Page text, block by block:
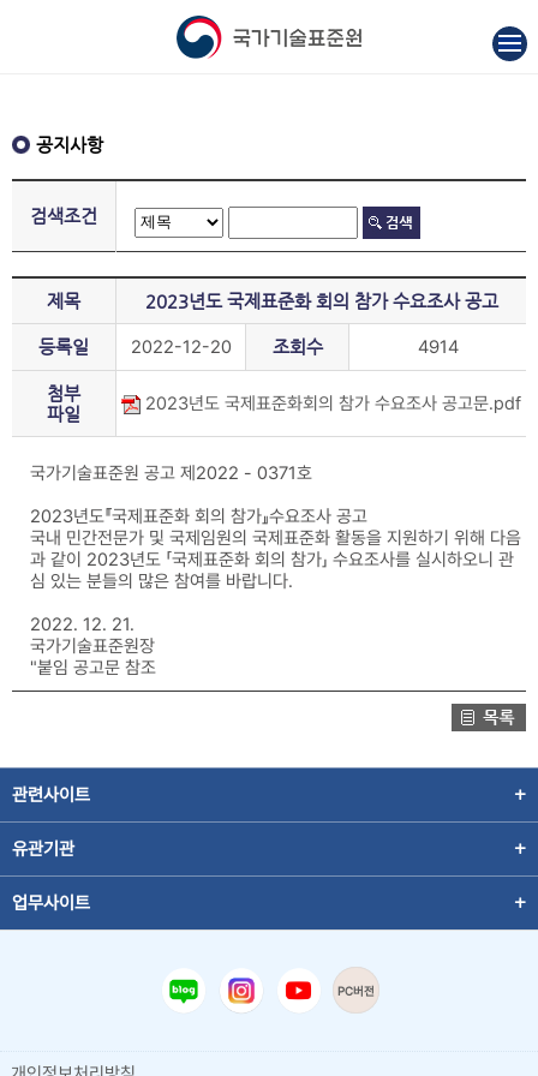
공지사항
검색조건
제목 2023년도 국제표준화 회의 참가 수요조사 공고
등록일 2022-12-20 조회수 4914
첨부
파일
2023년도 국제표준화회의 참가 수요조사 공고문.pdf
국가기술표준원 공고 제2022 - 0371호
2023년도『국제표준화 회의 참가』수요조사 공고
국내 민간전문가 및 국제임원의 국제표준화 활동을 지원하기 위해 다음
과 같이 2023년도 「국제표준화 회의 참가」 수요조사를 실시하오니 관
심 있는 분들의 많은 참여를 바랍니다.
2022. 12. 21.
국가기술표준원장
"붙임 공고문 참조
관련사이트
유관기관
업무사이트
PC버전